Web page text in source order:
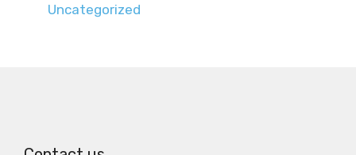
Uncategorized